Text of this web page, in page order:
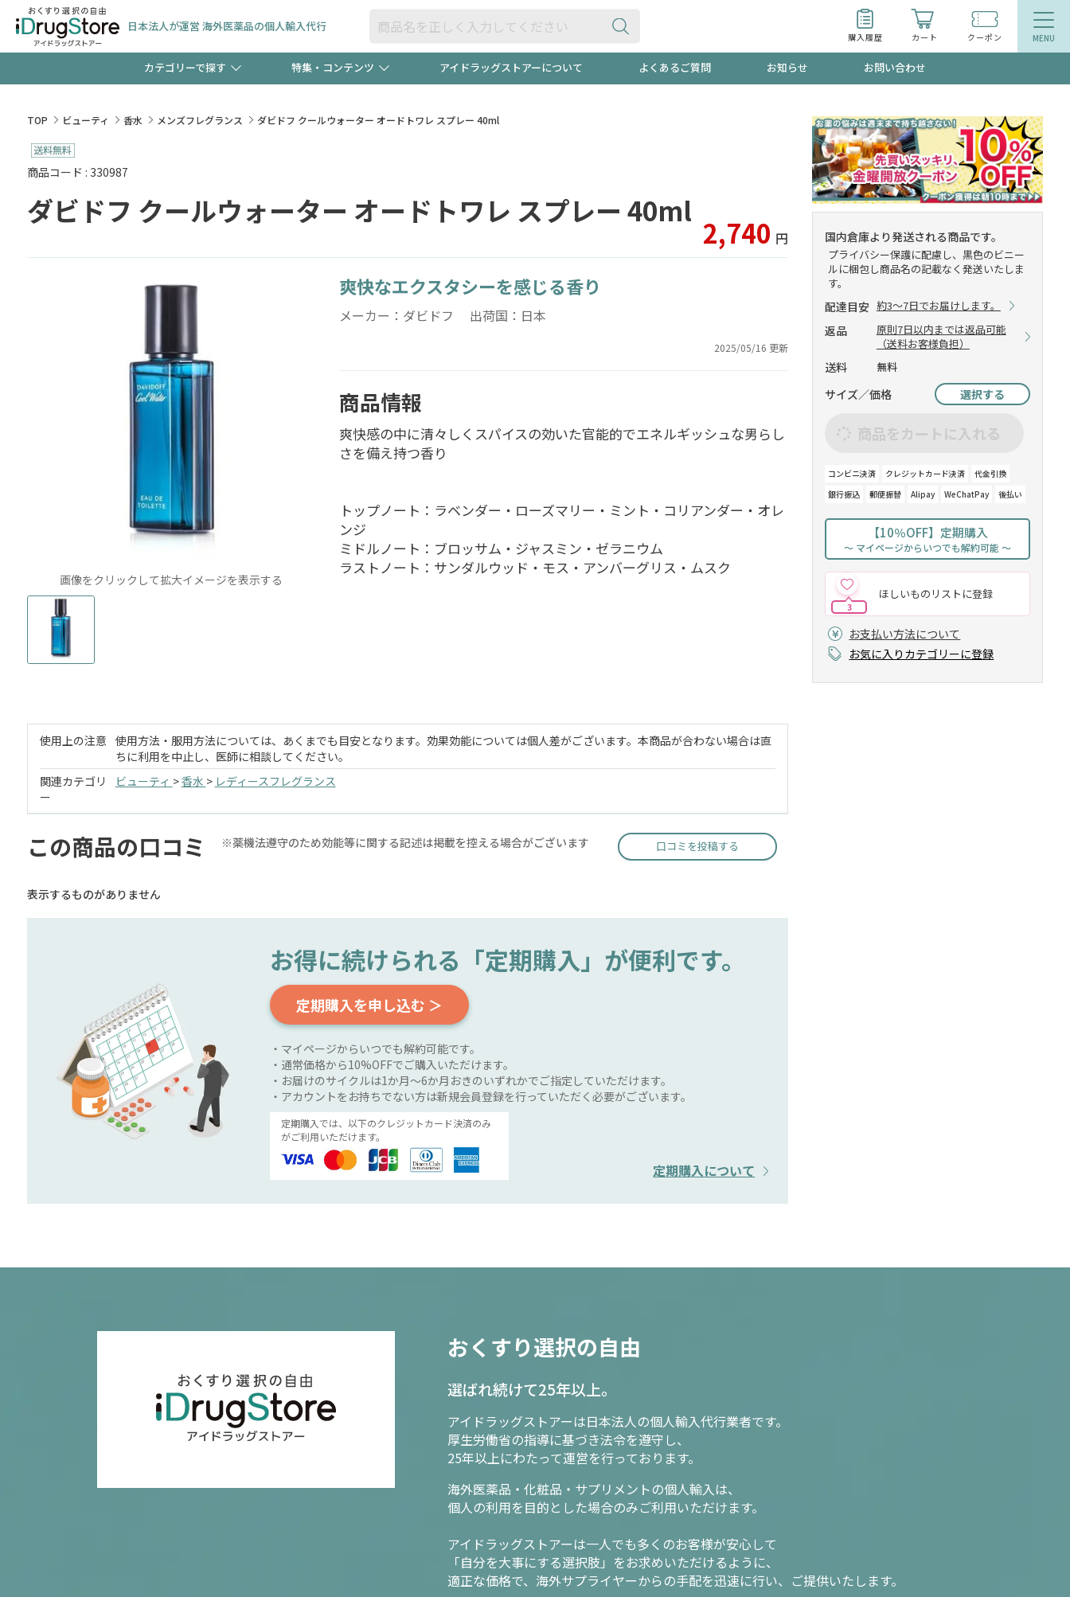
日本法人が運営 海外医薬品の個人輸入代行
購入履歴 カート クーポン
カテゴリーで探す
食品
検査キット ペット用品 オトナ向け
特集・コンテンツ
【早割】お得なクーポン"3種類"出現中！今月のスト
極冷メントールで、夏の頭皮ストレスを完全リセッ
新規登録で！今すぐ使えるクーポンプレゼント中！！ 当店スタッフが贈る音声プログラム
友だち大募集！限定クーポンも不定期配信 今売れているものが一目でわかるランキング
アイドラッグストアーについて よくあるご質問 お知らせ お問い合わせ
TOP ビューティ 香水 メンズフレグランス ダビドフ クールウォーター オードトワレ スプレー 40ml
商品コード : 330987
ダビドフ クールウォーター オードトワレ スプレー 40ml
2,740 円
画像をクリックして拡大イメージを表示する
爽快なエクスタシーを感じる香り
メーカー：ダビドフ 出荷国：日本
2025/05/16 更新
商品情報
爽快感の中に清々しくスパイスの効いた官能的でエネルギッシュな男らし
さを備え持つ香り
トップノート：ラベンダー・ローズマリー・ミント・コリアンダー・オレ
ンジ
ミドルノート：ブロッサム・ジャスミン・ゼラニウム
ラストノート：サンダルウッド・モス・アンバーグリス・ムスク
国内倉庫より発送される商品です。
プライバシー保護に配慮し、黒色のビニー
ルに梱包し商品名の記載なく発送いたしま
す。
配達目安 約3～7日でお届けします。
返品
原則7日以内までは返品可能
（送料お客様負担）
送料 無料
サイズ／価格 選択する
商品をカートに入れる
コンビニ決済 クレジットカード決済
代金引換
銀行振込
郵便振替 Alipay WeChatPay 後払い
【10％OFF】定期購入
～ マイページからいつでも解約可能 ～
ほしいものリストに登録
3
お支払い方法について
お気に入りカテゴリーに登録
使用上の注意 使用方法・服用方法については、あくまでも目安となります。効果効能については個人差がございます。本商品が合わない場合は直
ちに利用を中止し、医師に相談してください。
関連カテゴリ
ー
ビューティ >香水 > レディースフレグランス
この商品の口コミ ※薬機法遵守のため効能等に関する記述は掲載を控える場合がございます 口コミを投稿する
表示するものがありません
お得に続けられる 「定期購入」が便利です。
定期購入を申し込む ＞
・マイページからいつでも解約可能です。
・通常価格から10%OFFでご購入いただけます。
・お届けのサイクルは1か月～6か月おきのいずれかでご指定していただけます。
・アカウントをお持ちでない方は新規会員登録を行っていただく必要がございます。
定期購入では、以下のクレジットカード決済のみ
がご利用いただけます。
定期購入について
おくすり選択の自由
選ばれ続けて25年以上。
アイドラッグストアーは日本法人の個人輸入代行業者です。
厚生労働省の指導に基づき法令を遵守し、
25年以上にわたって運営を行っております。
海外医薬品・化粧品・サプリメントの個人輸入は、
個人の利用を目的とした場合のみご利用いただけます。
アイドラッグストアーは一人でも多くのお客様が安心して
「自分を大事にする選択肢」をお求めいただけるように、
適正な価格で、海外サプライヤーからの手配を迅速に行い、ご提供いたします。